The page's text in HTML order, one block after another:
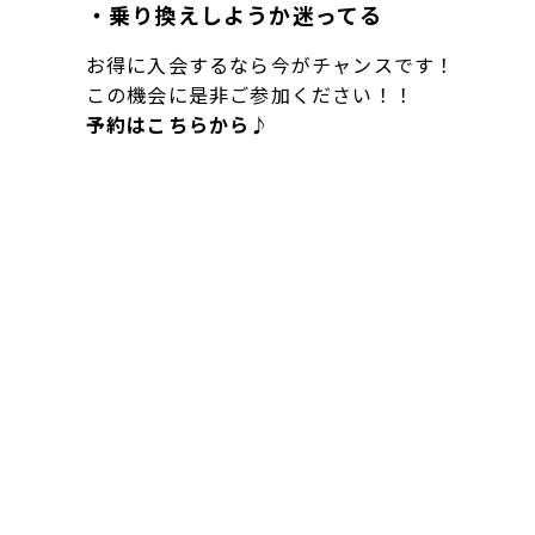
・乗り換えしようか迷ってる
お得に入会するなら今がチャンスです！
この機会に是非ご参加ください！！
予約はこちらから♪